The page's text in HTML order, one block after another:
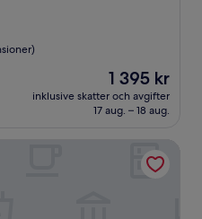
Priset
är
1 395 kr
1 395 kr
inklusive skatter och avgifter
17 aug. – 18 aug.